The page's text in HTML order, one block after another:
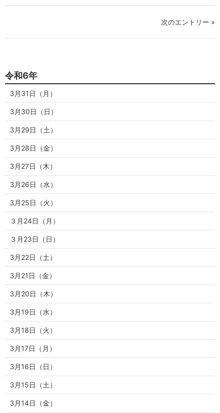
次のエントリー »
令和6年
3月31日（月）
3月30日（日）
3月29日（土）
3月28日（金）
3月27日（木）
3月26日（水）
3月25日（火）
３月24日（月）
３月23日（日）
3月22日（土）
3月21日（金）
3月20日（木）
3月19日（水）
3月18日（火）
3月17日（月）
3月16日（日）
3月15日（土）
3月14日（金）